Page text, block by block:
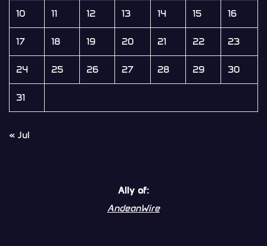
10 11 12 13 14 15 16
17 18 19 20 21 22 23
24 25 26 27 28 29 30
31
« Jul
Ally of:
AndeanWire